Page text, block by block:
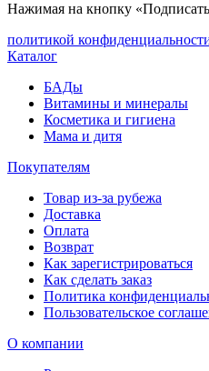
Нажимая на кнопку
политикой
Каталог
БАДы
Витамины и минералы
Косметика и гигиена
Мама и дитя
Покупателям
Товар из-за рубежа
Доставка
Оплата
Возврат
Как зарегистрироваться
Как сделать заказ
Политика
Пользовательское
О компании